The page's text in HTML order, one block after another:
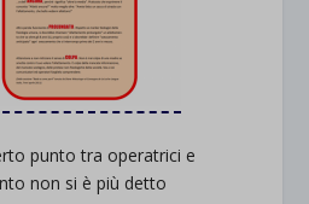
punto tra operatrici e
non si è più detto